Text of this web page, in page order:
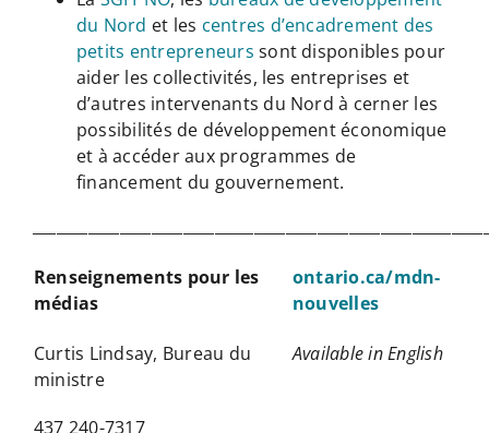
du Nord et les centres d’encadrement des
petits entrepreneurs sont disponibles pour
aider les collectivités, les entreprises et
d’autres intervenants du Nord à cerner les
possibilités de développement économique
et à accéder aux programmes de
financement du gouvernement.
Renseignements pour les
médias
ontario.ca/mdn-
nouvelles
Curtis Lindsay, Bureau du
ministre
437 240-7317
Available in English